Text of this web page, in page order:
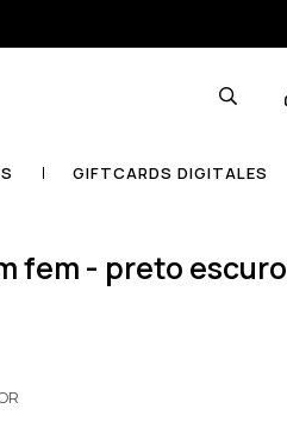
GIFTCARDS DIGITALES
fem - preto escuro